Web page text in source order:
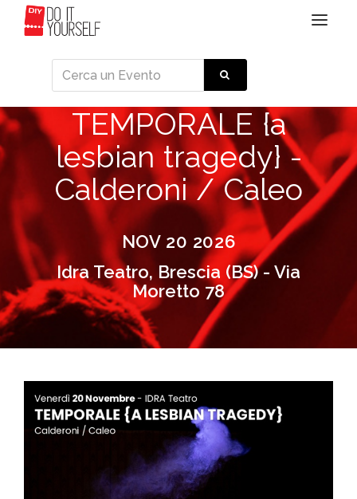
Toggle
TEMPORALE {a
lesbian tragedy} -
Calderoni / Caleo
NOV 20 2026
Idra Teatro, Brescia (BS) - Via
Moretto 78